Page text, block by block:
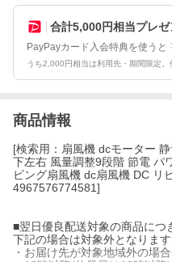
合計5,000円相当プレゼ
PayPayカード入会特典を使うと
うち2,000円相当は利用先・期間限定。
商品情報
[検索用：扇風機 dcモーター
下左右 風量調整9段階 節電 パ
ビング扇風機 dc扇風機 DC リ
4967576774581]
■翌日優良配送対象の商品につ
下記の場合は対象外となります
・お届け先が対象地域外の場